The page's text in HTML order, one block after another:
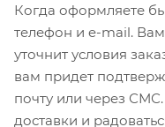
Когда оформляете
телефон и e-mail.
уточнит условия
вам придет
почту или через СМС.
доставки и